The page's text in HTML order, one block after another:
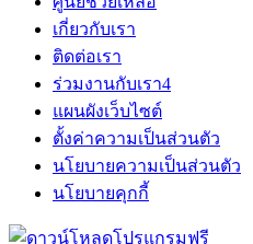
เกี่ยวกับเรา
ติดต่อเรา
ร่วมงานกับเรา4
แผนผังเว็บไซต์
ตั้งค่าความเป็นส่วนตัว
นโยบายความเป็นส่วนตัว
นโยบายคุกกี้